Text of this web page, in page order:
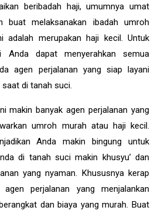
beribadah haji, umumnya umat
buat melaksanakan ibadah umroh
adalah merupakan haji kecil. Untuk
Anda dapat menyerahkan semua
agen perjalanan yang siap layani
di tanah suci.
makin banyak agen perjalanan yang
umroh murah atau haji kecil.
Anda makin bingung untuk
di tanah suci makin khusyu’ dan
yang nyaman. Khususnya kerap
perjalanan yang menjalankan
dan biaya yang murah. Buat